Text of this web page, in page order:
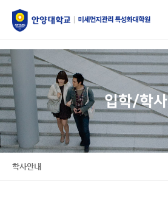
입학/학사
학사안내